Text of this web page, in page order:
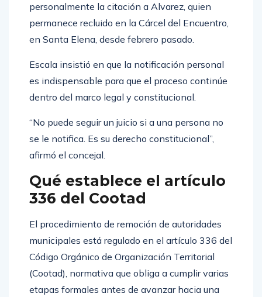
personalmente la citación a Alvarez, quien
permanece recluido en la Cárcel del Encuentro,
en Santa Elena, desde febrero pasado.
Escala insistió en que la notificación personal
es indispensable para que el proceso continúe
dentro del marco legal y constitucional.
“No puede seguir un juicio si a una persona no
se le notifica. Es su derecho constitucional”,
afirmó el concejal.
Qué establece el artículo
336 del Cootad
El procedimiento de remoción de autoridades
municipales está regulado en el artículo 336 del
Código Orgánico de Organización Territorial
(Cootad), normativa que obliga a cumplir varias
etapas formales antes de avanzar hacia una